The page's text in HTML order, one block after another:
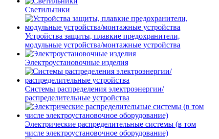
Светильники
Устройства защиты, плавкие предохранители,
модульные устройства/монтажные устройства
Электроустановочные изделия
Системы распределения электроэнергии/
распределительные устройства
Электрические распределительные системы (в том
числе электроустановочное оборудование)